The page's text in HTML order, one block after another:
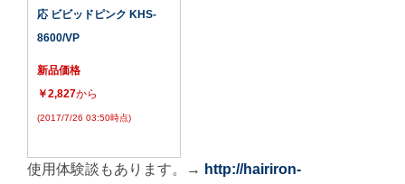
応 ビビッドピンク KHS-
8600/VP
新品価格
￥2,827から
(2017/7/26 03:50時点)
使用体験談もあります。→ http://hairiron-